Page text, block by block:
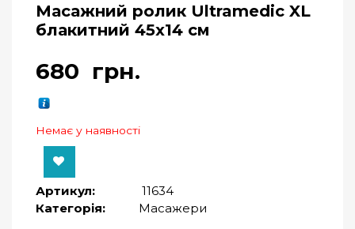
Масажний ролик Ultramedic XL
блакитний 45х14 см
680 грн.
Немає у наявності
Артикул:
11634
Категорія:
Масажери